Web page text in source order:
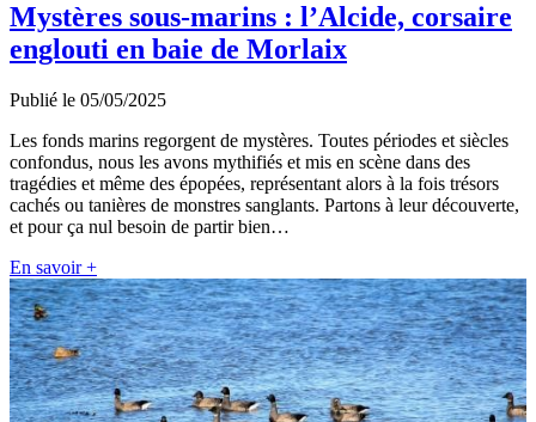
Mystères sous-marins : l’Alcide, corsaire
englouti en baie de Morlaix
Publié le 05/05/2025
Les fonds marins regorgent de mystères. Toutes périodes et siècles
confondus, nous les avons mythifiés et mis en scène dans des
tragédies et même des épopées, représentant alors à la fois trésors
cachés ou tanières de monstres sanglants. Partons à leur découverte,
et pour ça nul besoin de partir bien…
En savoir +